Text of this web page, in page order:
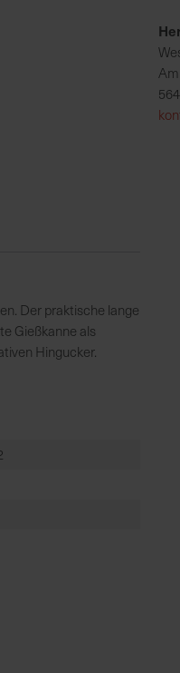
Der praktische lange
Gießkanne als
Hingucker.